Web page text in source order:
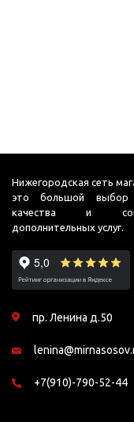
Нижегородская сеть
это большой выбор
качества и
дополнительных услуг.
пр. Ленина д.50
+7(910)-790-52-44